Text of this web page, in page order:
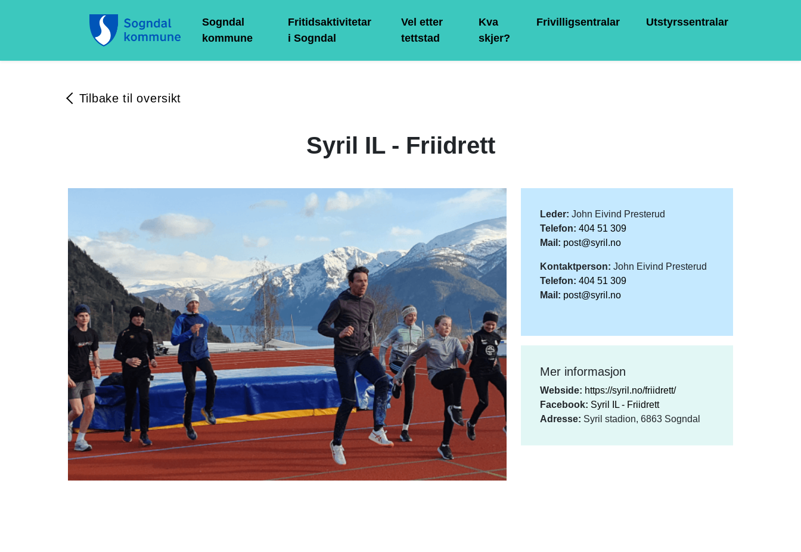
Sogndal
kommune
Fritidsaktivitetar
i Sogndal
Vel etter
tettstad
Kva
skjer?
Frivilligsentralar Utstyrssentralar
Tilbake til oversikt
Syril IL - Friidrett
Leder: John Eivind Presterud
Telefon: 404 51 309
Mail: post@syril.no
Kontaktperson: John Eivind Presterud
Telefon: 404 51 309
Mail: post@syril.no
Mer informasjon
Webside: https://syril.no/friidrett/
Facebook: Syril IL - Friidrett
Adresse: Syril stadion, 6863 Sogndal